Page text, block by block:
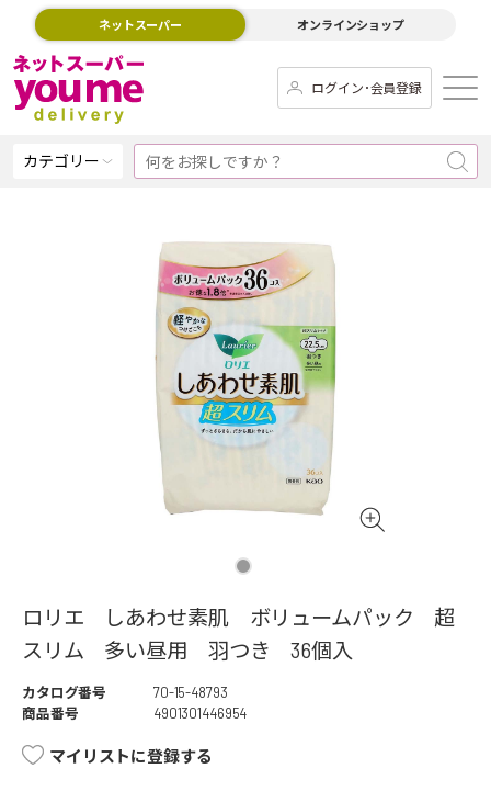
ネットスーパー オンラインショップ
ログイン･会員登録
カテゴリー
ロリエ しあわせ素肌 ボリュームパック 超
スリム 多い昼用 羽つき 36個入
カタログ番号
70-15-48793
商品番号
4901301446954
マイリストに登録する